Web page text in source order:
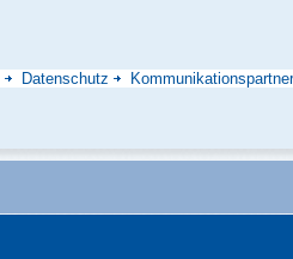
Datenschutz Kommunikationspartner